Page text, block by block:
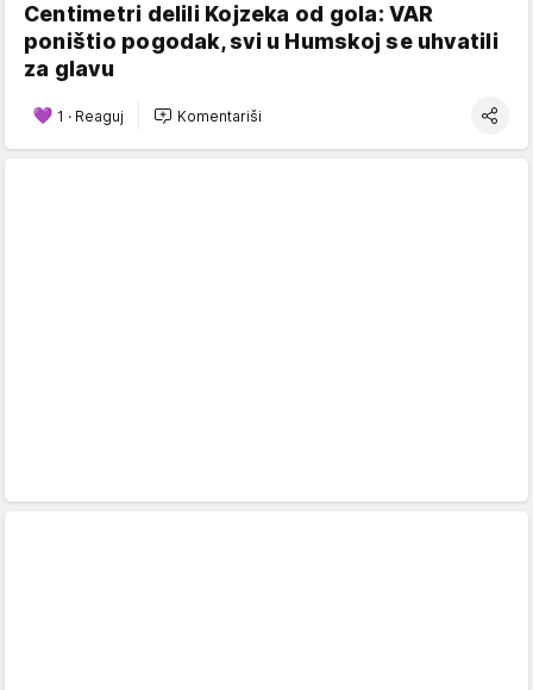
Centimetri delili Kojzeka od gola: VAR
poništio pogodak, svi u Humskoj se uhvatili
za glavu
1 · Reaguj Komentariši